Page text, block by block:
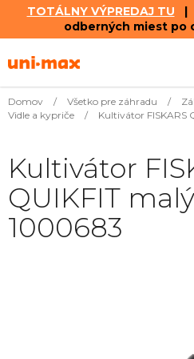
TOTÁLNY VÝPREDAJ TU |
odberných miest po
na
Domov / Všetko pre záhradu /
Vidle a kypriče
/ Kultivátor FISKARS
Kultivátor
QUIKFIT
1000683